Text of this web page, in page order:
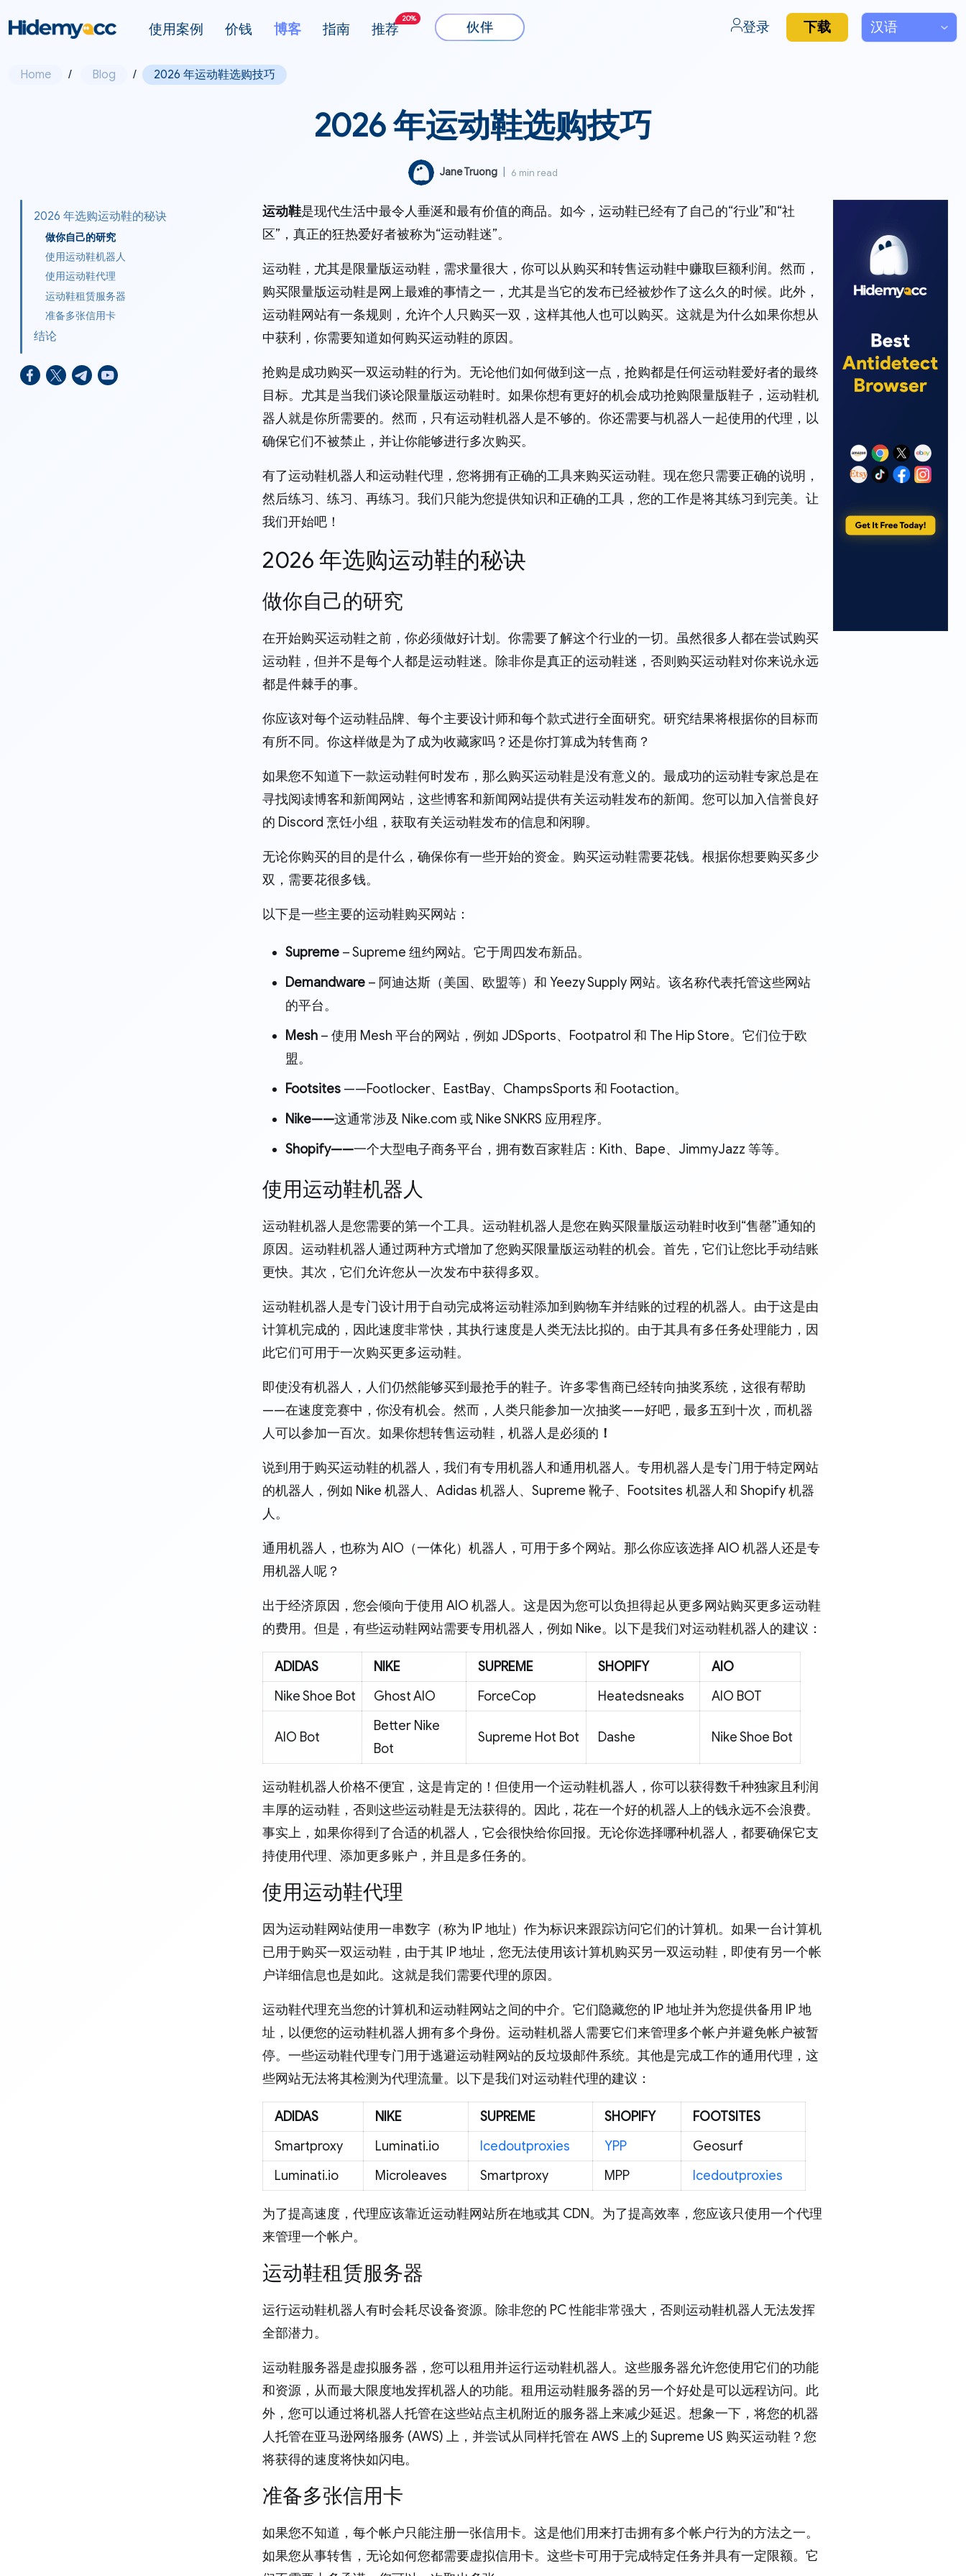
使用案例 价钱 博客 指南 推荐
20%
登录 下载
Home / Blog / 2026 年运动鞋选购技巧
2026 年运动鞋选购技巧
Jane Truong 6 min read
2026 年选购运动鞋的秘诀
做你自己的研究
使用运动鞋机器人
使用运动鞋代理
运动鞋租赁服务器
准备多张信用卡
结论
运动鞋是现代生活中最令人垂涎​​和最有价值的商品。如今，运动鞋已经有了自己的“行业”和“社
区”，真正的狂热爱好者被称为“运动鞋迷”。
运动鞋，尤其是限量版运动鞋，需求量很大，你可以从购买和转售运动鞋中赚取巨额利润。然而，
购买限量版运动鞋是网上最难的事情之一，尤其是当它的发布已经被炒作了这么久的时候。此外，
运动鞋网站有一条规则，允许个人只购买一双，这样其他人也可以购买。这就是为什么如果你想从
中获利，你需要知道如何购买运动鞋的原因。
抢购是成功购买一双运动鞋的行为。无论他们如何做到这一点，抢购都是任何运动鞋爱好者的最终
目标。尤其是当我们谈论限量版运动鞋时。如果你想有更好的机会成功抢购限量版鞋子，运动鞋机
器人就是你所需要的。然而，只有运动鞋机器人是不够的。你还需要与机器人一起使用的代理，以
确保它们不被禁止，并让你能够进行多次购买。
有了运动鞋机器人和运动鞋代理，您将拥有正确的工具来购买运动鞋。现在您只需要正确的说明，
然后练习、练习、再练习。我们只能为您提供知识和正确的工具，您的工作是将其练习到完美。让
我们开始吧！
2026 年选购运动鞋的秘诀
做你自己的研究
在开始购买运动鞋之前，你必须做好计划。你需要了解这个行业的一切。虽然很多人都在尝试购买
运动鞋，但并不是每个人都是运动鞋迷。除非你是真正的运动鞋迷，否则购买运动鞋对你来说永远
都是件棘手的事。
你应该对每个运动鞋品牌、每个主要设计师和每个款式进行全面研究。研究结果将根据你的目标而
有所不同。你这样做是为了成为收藏家吗？还是你打算成为转售商？
如果您不知道下一款运动鞋何时发布，那么购买运动鞋是没有意义的。最成功的运动鞋专家总是在
寻找阅读博客和新闻网站，这些博客和新闻网站提供有关运动鞋发布的新闻。您可以加入信誉良好
的 Discord 烹饪小组，获取有关运动鞋发布的信息和闲聊。
无论你购买的目的是什么，确保你有一些开始的资金。购买运动鞋需要花钱。根据你想要购买多少
双，需要花很多钱。
以下是一些主要的运动鞋购买网站：
Supreme – Supreme 纽约网站。它于周四发布新品。
Demandware – 阿迪达斯（美国、欧盟等）和 Yeezy Supply 网站。该名称代表托管这些网站
的平台。
Mesh – 使用 Mesh 平台的网站，例如 JDSports、Footpatrol 和 The Hip Store。它们位于欧
盟。
Footsites ——Footlocker、EastBay、ChampsSports 和 Footaction。
Nike——这通常涉及 Nike.com 或 Nike SNKRS 应用程序。
Shopify——一个大型电子商务平台，拥有数百家鞋店：Kith、Bape、JimmyJazz 等等。
使用运动鞋机器人
运动鞋机器人是您需要的第一个工具。运动鞋机器人是您在购买限量版运动鞋时收到“售罄”通知的
原因。运动鞋机器人通过两种方式增加了您购买限量版运动鞋的机会。首先，它们让您比手动结账
更快。其次，它们允许您从一次发布中获得多双。
运动鞋机器人是专门设计用于自动完成将运动鞋添加到购物车并结账的过程的机器人。由于这是由
计算机完成的，因此速度非常快，其执行速度是人类无法比拟的。由于其具有多任务处理能力，因
此它们可用于一次购买更多运动鞋。
即使没有机器人，人们仍然能够买到最抢手的鞋子。许多零售商已经转向抽奖系统，这很有帮助
——在速度竞赛中，你没有机会。然而，人类只能参加一次抽奖——好吧，最多五到十次，而机器
人可以参加一百次。如果你想转售运动鞋，机器人是必须的 ！
说到用于购买运动鞋的机器人，我们有专用机器人和通用机器人。专用机器人是专门用于特定网站
的机器人，例如 Nike 机器人、Adidas 机器人、Supreme 靴子、Footsites 机器人和 Shopify 机器
人。
通用机器人，也称为 AIO（一体化）机器人，可用于多个网站。那么你应该选择 AIO 机器人还是专
用机器人呢？
出于经济原因，您会倾向于使用 AIO 机器人。这是因为您可以负担得起从更多网站购买更多运动鞋
的费用。但是，有些运动鞋网站需要专用机器人，例如 Nike。以下是我们对运动鞋机器人的建议：
ADIDAS NIKE SUPREME SHOPIFY
AIO
Nike Shoe Bot
Ghost AIO ForceCop Heatedsneaks AIO BOT
AIO Bot
Better Nike
Bot
Supreme Hot Bot Dashe Nike Shoe Bot
运动鞋机器人价格不便宜，这是肯定的！但使用一个运动鞋机器人，你可以获得数千种独家且利润
丰厚的运动鞋，否则这些运动鞋是无法获得的。因此，花在一个好的机器人上的钱永远不会浪费。
事实上，如果你得到了合适的机器人，它会很快给你回报。无论你选择哪种机器人，都要确保它支
持使用代理、添加更多账户，并且是多任务的。
使用运动鞋代理
因为运动鞋网站使用一串数字（称为 IP 地址）作为标识来跟踪访问它们的计算机。如果一台计算机
已用于购买一双运动鞋，由于其 IP 地址，您无法使用该计算机购买另一双运动鞋，即使有另一个帐
户详细信息也是如此。这就是我们需要代理的原因。
运动鞋代理充当您的计算机和运动鞋网站之间的中介。它们隐藏您的 IP 地址并为您提供备用 IP 地
址，以便您的运动鞋机器人拥有多个身份。运动鞋机器人需要它们来管理多个帐户并避免帐户被暂
停。一些运动鞋代理专门用于逃避运动鞋网站的反垃圾邮件系统。其他是完成工作的通用代理，这
些网站无法将其检测为代理流量。以下是我们对运动鞋代理的建议：
ADIDAS NIKE SUPREME SHOPIFY
FOOTSITES
Smartproxy
Luminati.io Icedoutproxies YPP
Geosurf
Luminati.io
Microleaves Smartproxy MPP Icedoutproxies
为了提高速度，代理应该靠近运动鞋网站所在地或其 CDN。为了提高效率，您应该只使用一个代理
来管理一个帐户。
运动鞋租赁服务器
运行运动鞋机器人有时会耗尽设备资源。除非您的 PC 性能非常强大，否则运动鞋机器人无法发挥
全部潜力。
运动鞋服务器是虚拟服务器，您可以租用并运行运动鞋机器人。这些服务器允许您使用它们的功能
和资源，从而最大限度地发挥机器人的功能。租用运动鞋服务器的另一个好处是可以远程访问。此
外，您可以通过将机器人托管在这些站点主机附近的服务器上来减少延迟。想象一下，将您的机器
人托管在亚马逊网络服务 (AWS) 上，并尝试从同样托管在 AWS 上的 Supreme US 购买运动鞋？您
将获得的速度将快如闪电。
准备多张信用卡
如果您不知道，每个帐户只能注册一张信用卡。这是他们用来打击拥有多个帐户行为的方法之一。
如果您从事转售，无论如何您都需要虚拟信用卡。这些卡可用于完成特定任务并具有一定限额。它